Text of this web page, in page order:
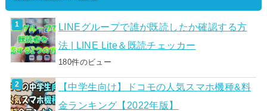
LINEグループで誰が既読したか確認する方
法 | LINE Lite＆既読チェッカー
180件のビュー
【中学生向け】ドコモの人気スマホ機種&料
金ランキング【2022年版】